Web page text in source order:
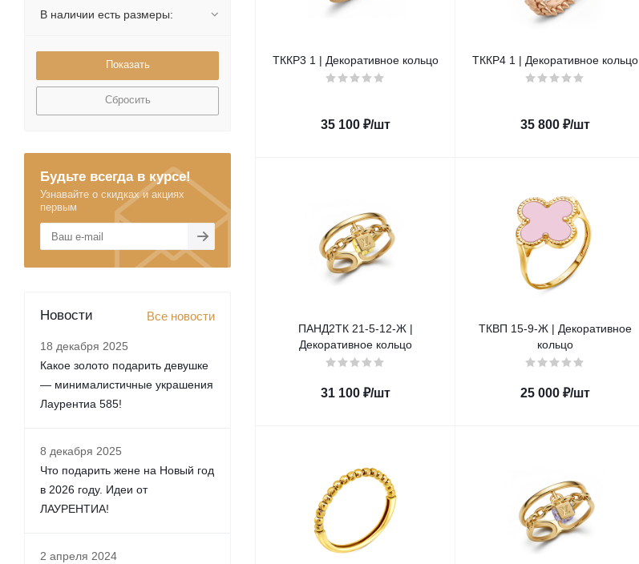
ТККР3 1 | Декоративное кольцо
35 100 ₽/шт
ТККР4 1 | Декоративное кольцо
35 800 ₽/шт
ПАНД2ТК 21-5-12-Ж |
Декоративное кольцо
31 100 ₽/шт
ТКВП 15-9-Ж | Декоративное
кольцо
25 000 ₽/шт
В наличии есть размеры:
Сбросить
Будьте всегда в курсе!
Узнавайте о скидках и акциях
первым
Новости Все новости
18 декабря 2025
Какое золото подарить девушке
— минималистичные украшения
Лаурентиа 585!
8 декабря 2025
Что подарить жене на Новый год
в 2026 году. Идеи от
ЛАУРЕНТИА!
2 апреля 2024